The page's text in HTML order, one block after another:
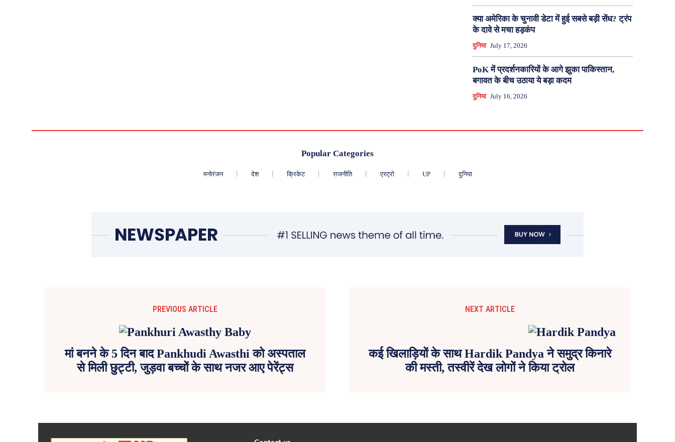
क्या अमेरिका के चुनावी डेटा में हुई सबसे बड़ी सेंध? ट्रंप
के दावे से मचा हड़कंप
दुनिया July 17, 2026
PoK में प्रदर्शनकारियों के आगे झुका पाकिस्तान,
बगावत के बीच उठाया ये बड़ा कदम
दुनिया July 16, 2026
Popular Categories
मनोरंजन देश क्रिकेट राजनीति एस्ट्रो UP दुनिया
PREVIOUS ARTICLE
मां बनने के 5 दिन बाद Pankhudi Awasthi को अस्पताल
से मिली छुट्टी, जुड़वा बच्चों के साथ नजर आए पेरेंट्स
NEXT ARTICLE
कई खिलाड़ियों के साथ Hardik Pandya ने समुद्र किनारे
की मस्ती, तस्वीरें देख लोगों ने किया ट्रोल